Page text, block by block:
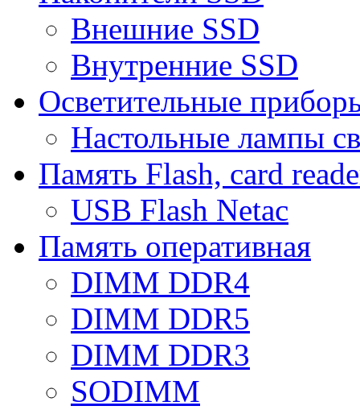
Внешние SSD
Внутренние SSD
Осветительные
Настольные лампы
Память Flash, card
USB Flash Netac
Память оперативная
DIMM DDR4
DIMM DDR5
DIMM DDR3
SODIMM